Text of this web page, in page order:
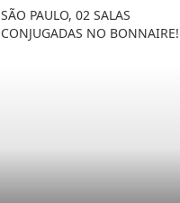
SÃO PAULO, 02 SALAS
CONJUGADAS NO BONNAIRE!